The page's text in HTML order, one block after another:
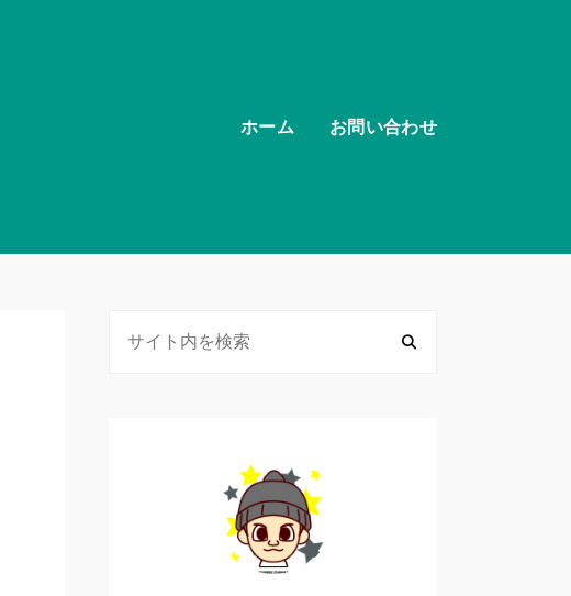
ホーム お問い合わせ